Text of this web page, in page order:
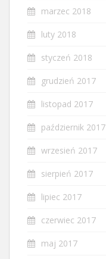
marzec 2018
luty 2018
styczeń 2018
grudzień 2017
listopad 2017
październik 2017
wrzesień 2017
sierpień 2017
lipiec 2017
czerwiec 2017
maj 2017